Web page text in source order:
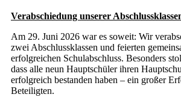
Verabschiedung unserer
Am 29. Juni 2026 war es soweit: Wir
zwei Abschlussklassen und feierten
erfolgreichen Schulabschluss. Besonders
dass alle neun Hauptschüler ihren
erfolgreich bestanden haben – ein großer
Beteiligten.